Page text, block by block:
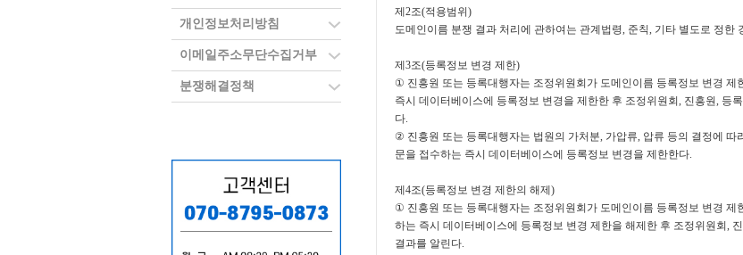
개인정보처리방침
이메일주소무단수집거부
분쟁해결정책